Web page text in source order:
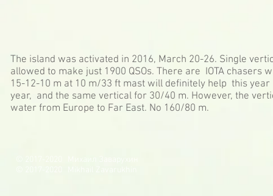
The island was activated in 2016, March 20-26. Single
allowed to make just 1900 QSOs. There are IOTA
15-12-10 m at 10 m/33 ft mast will definitely help this year
year, and the same vertical for 30/40 m. However, the
water from Europe to Far East. No 160/80 m.